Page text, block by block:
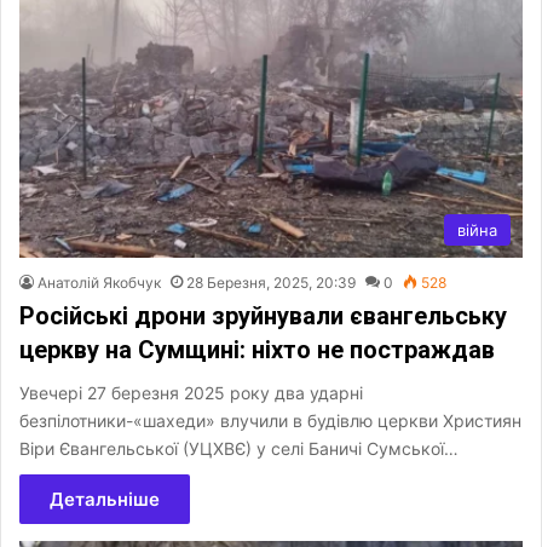
війна
Анатолій Якобчук 28 Березня, 2025, 20:39 0 528
Російські дрони зруйнували євангельську
церкву на Сумщині: ніхто не постраждав
Увечері 27 березня 2025 року два ударні
безпілотники-«шахеди» влучили в будівлю церкви Християн
Віри Євангельської (УЦХВЄ) у селі Баничі Сумської…
Детальніше